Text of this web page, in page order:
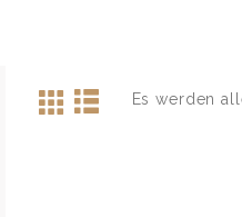
Es werden